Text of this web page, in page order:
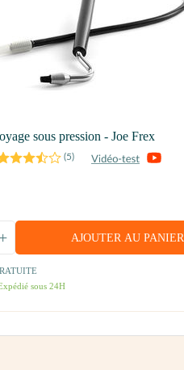
sous pression - Joe Frex
(5)
+ AJOUTER AU PANIER
sous 24H